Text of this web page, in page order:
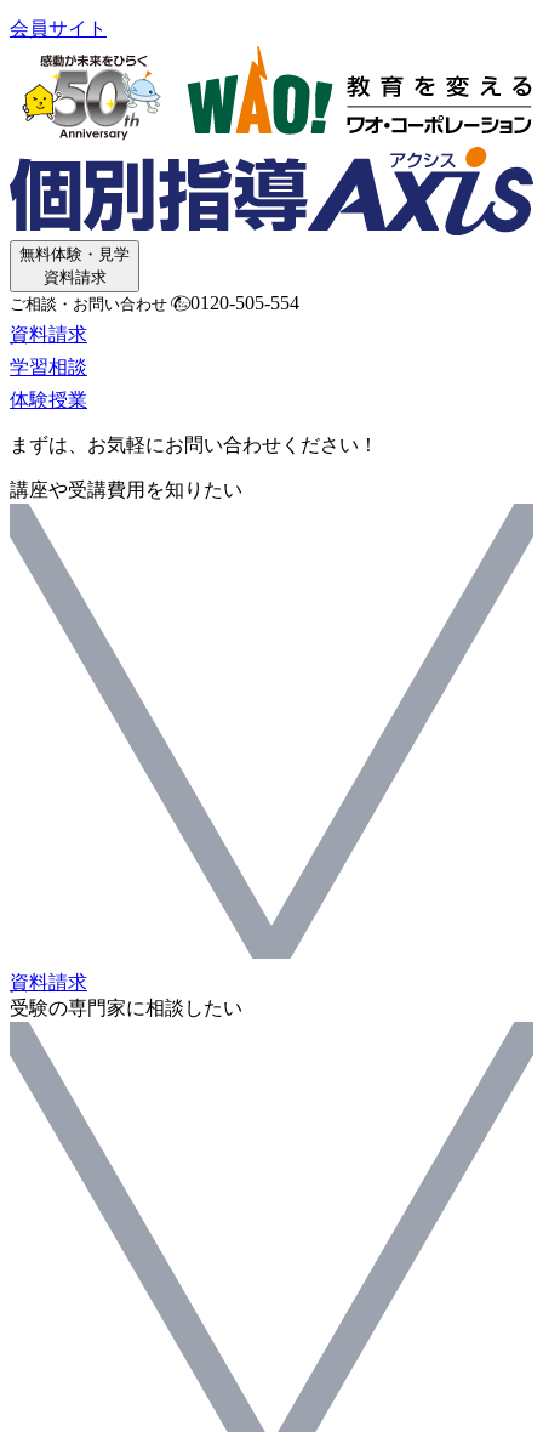
会員サイト
無料体験・見学
資料請求
ご相談・お問い合わせ
0120-505-554
資料請求
学習相談
体験授業
まずは、お気軽にお問い合わせください！
講座や受講費用を知りたい
資料請求
受験の専門家に相談したい